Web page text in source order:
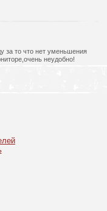
за то что нет уменьшения
неудобно!